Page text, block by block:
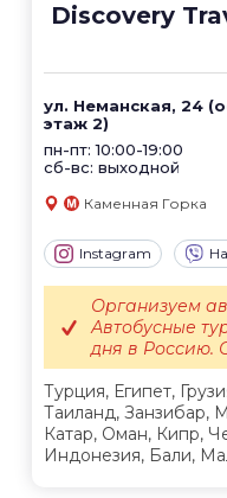
Discovery
ул. Неманская, 24
этаж 2)
пн-пт: 10:00-19:00
сб-вс: выходной
Каменная Горка
Instagram
Турция, Египет,
Таиланд, Занзибар,
Катар, Оман, Кипр,
Индонезия, Бали,
Организуем
Автобусные
дня в Россию.